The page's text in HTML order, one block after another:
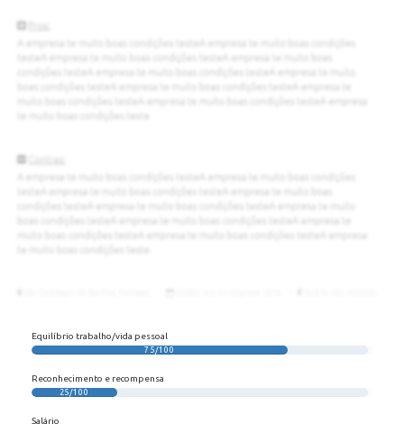
Equilíbrio trabalho/vida pessoal
75/100
Reconhecimento e recompensa
25/100
Salário